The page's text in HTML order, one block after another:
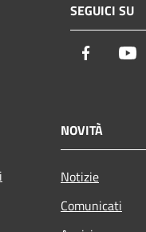
SEGUICI SU
Facebook
NOVITÀ
Notizie
Comunicati